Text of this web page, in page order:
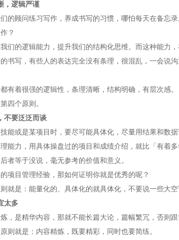
，逻辑严谨
的顾问练习写作，养成书写的习惯，哪怕每天在备忘录
？
们的逻辑能力，提升我们的结构化思维。而这种能力
书写，有些人的表达完全没有条理，很混乱，一会说
有着很强的逻辑性，条理清晰，结构明确，有层次感。
四个原则。
不要泛泛而谈
能或是某项目时，要尽可能具体化，尽量用结果和数据
能力，用具体操盘过的项目和成绩介绍，就比「有着
者等于没说，毫无参考的价值和意义。
项目管理经验，那如何证明你就是优秀的呢？
就是：能量化的、具体化的就具体化，不要说一些大空
太多
，是精华内容，那就不能长篇大论，篇幅繁冗，否则跟
则就是：内容精炼，既要精彩，同时也要简练。